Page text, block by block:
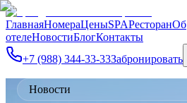
ГлавнаяНомераЦеныSPAРесторанОб
отелеНовостиБлогКонтакты
+7 (988) 344-33-33Забронировать
Новости